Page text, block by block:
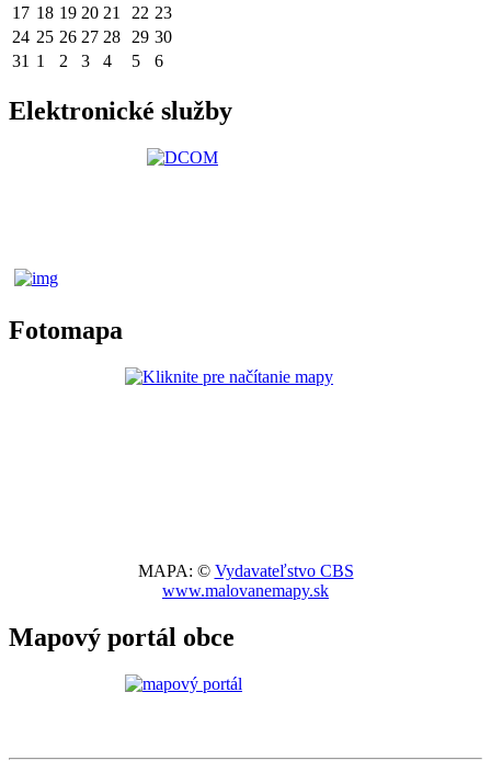
17 18 19 20 21 22 23
24 25 26 27 28 29 30
31 1 2 3 4 5 6
Elektronické služby
Fotomapa
MAPA: © Vydavateľstvo CBS
www.malovanemapy.sk
Mapový portál obce